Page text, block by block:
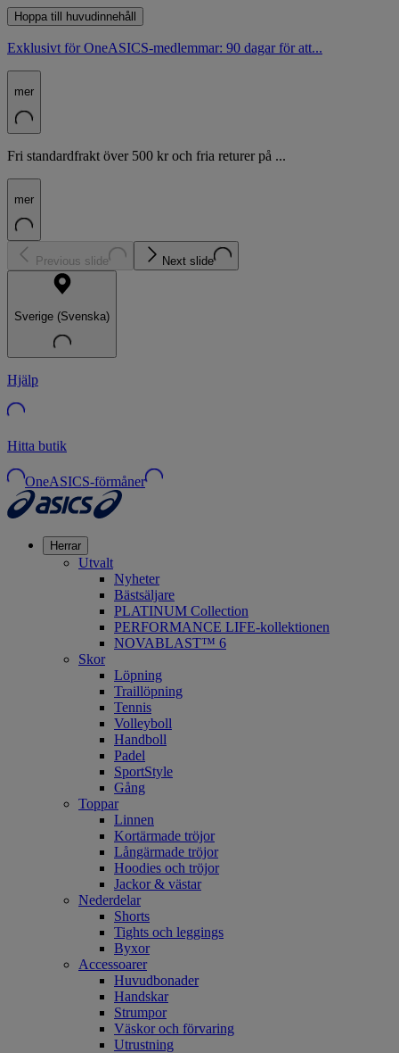
Hoppa till huvudinnehåll
Exklusivt för OneASICS-medlemmar: 90 dagar för att...
mer
Fri standardfrakt över 500 kr och fria returer på ...
mer
Previous slide Next slide
Sverige (Svenska)
Hjälp
Hitta butik
OneASICS-förmåner
Herrar
Utvalt
Nyheter
Bästsäljare
PLATINUM Collection
PERFORMANCE LIFE-kollektionen
NOVABLAST™ 6
Skor
Löpning
Traillöpning
Tennis
Volleyboll
Handboll
Padel
SportStyle
Gång
Toppar
Linnen
Kortärmade tröjor
Långärmade tröjor
Hoodies och tröjor
Jackor & västar
Nederdelar
Shorts
Tights och leggings
Byxor
Accessoarer
Huvudbonader
Handskar
Strumpor
Väskor och förvaring
Utrustning